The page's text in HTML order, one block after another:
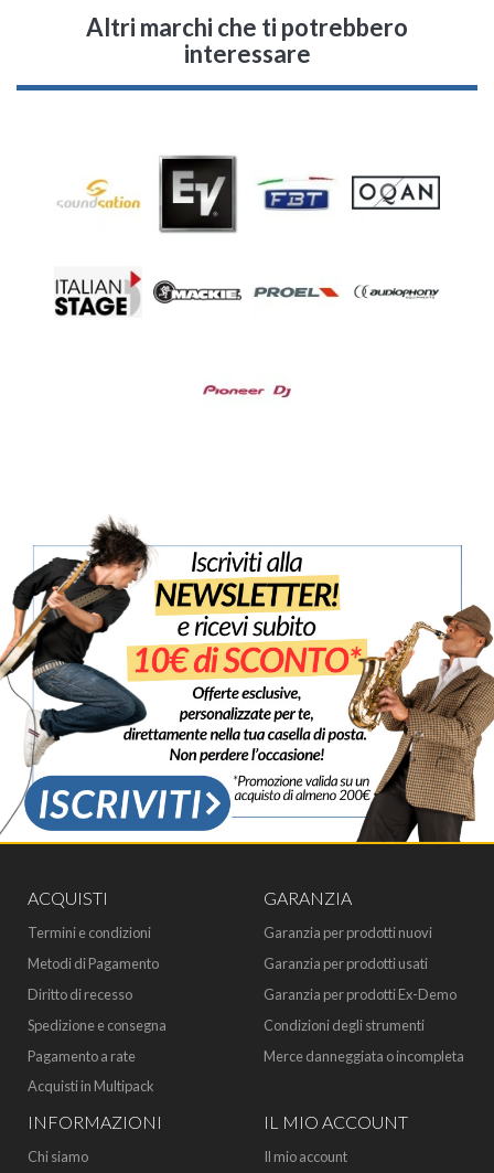
Altri marchi che ti potrebbero
interessare
ACQUISTI
Termini e condizioni
Metodi di Pagamento
Diritto di recesso
Spedizione e consegna
Pagamento a rate
Acquisti in Multipack
GARANZIA
Garanzia per prodotti nuovi
Garanzia per prodotti usati
Garanzia per prodotti Ex-Demo
Condizioni degli strumenti
Merce danneggiata o incompleta
INFORMAZIONI
Chi siamo
IL MIO ACCOUNT
Il mio account